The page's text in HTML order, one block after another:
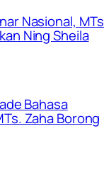
Nasional, MTs
Ning Sheila
Bahasa
Zaha Borong